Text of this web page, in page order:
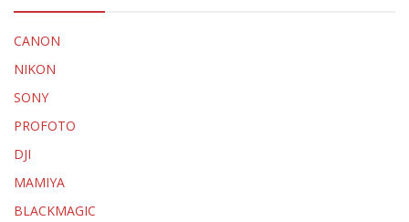
CANON
NIKON
SONY
PROFOTO
DJI
MAMIYA
BLACKMAGIC